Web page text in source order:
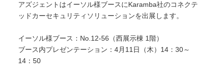
アズジェントはイーソル様ブースにKaramba社のコネクテ
ッドカーセキュリティソリューションを出展します。
イーソル様ブース：No.12-56（西展示棟 1階）
ブース内プレゼンテーション：4月11日（木）14：30～
14：50